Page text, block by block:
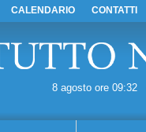
CALENDARIO CONTATTI
8 agosto ore 09:32